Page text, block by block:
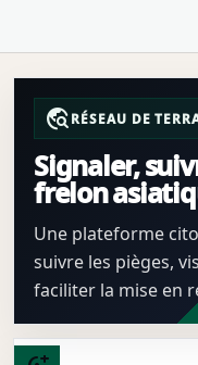
travel_exploreRÉSEAU DE
Signaler,
frelon
Une plateforme
suivre les pièges,
faciliter la mise en